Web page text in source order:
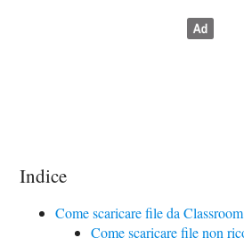
Indice
Come scaricare file da
Come scaricare file non